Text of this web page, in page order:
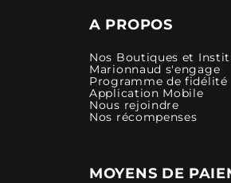
A PROPOS
Nos Boutiques et
Marionnaud s'engage
Programme de fidélité
Application Mobile
Nous rejoindre
Nos récompenses
MOYENS DE